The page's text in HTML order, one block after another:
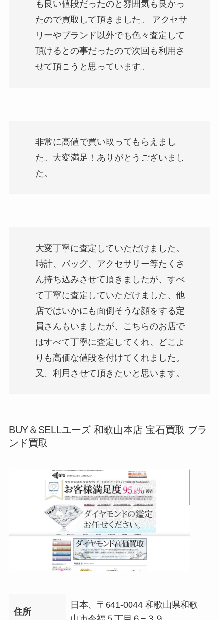
も良い値段だったのと雰囲気も良かっ
たので買取して頂きました。 アクセサ
リーやブランド以外でも色々査定して
頂けるとの事だったので次回も利用さ
せて頂こうと思っています。
非常に高値で買い取ってもらえまし
た。大変満足！ありがとうございまし
た。
大変丁寧に査定していただけました。
時計、バッグ、アクセサリー等たくさ
ん持ち込みさせて頂きましたが、すべ
て丁寧に査定していただけました、他
店ではいかにも面倒そうな顔をする定
員さんもいましたが、こちらのお店で
はすべて丁寧に査定してくれ、どこよ
りも高価な値段を付けてくれました。
又、利用させて頂きたいと思います。
BUY＆SELLユーズ 和歌山本店 宝石買取 ブラ
ンド買取
住所
日本、〒641-0044 和歌山県和歌